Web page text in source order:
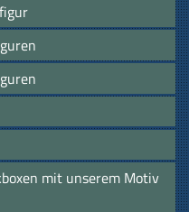
mit unserem Motiv